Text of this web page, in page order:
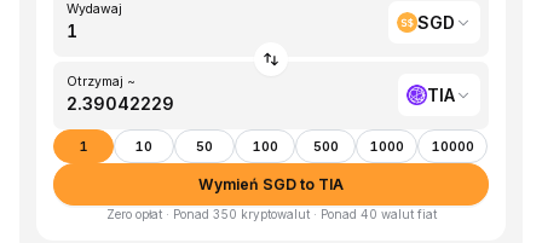
Wydawaj
SGD
Otrzymaj ~
TIA
1 10 50 100 500 1000 10000
Wymień SGD to TIA
Zero opłat · Ponad 350 kryptowalut · Ponad 40 walut fiat